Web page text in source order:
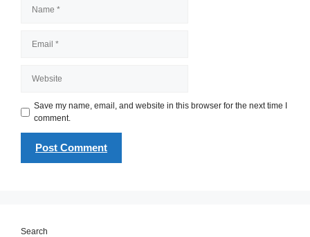
Save my name, email, and website in this browser for the next time I
comment.
Search